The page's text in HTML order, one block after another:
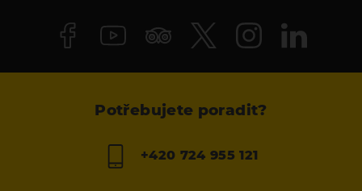
Potřebujete poradit?
+420 724 955 121